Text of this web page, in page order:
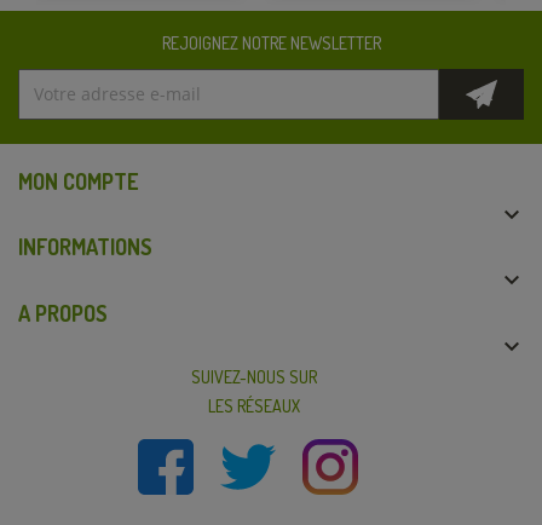
REJOIGNEZ NOTRE NEWSLETTER
MON COMPTE

INFORMATIONS

A PROPOS

SUIVEZ-NOUS SUR
LES RÉSEAUX